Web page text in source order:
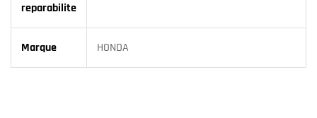
reparabilite
Marque HONDA